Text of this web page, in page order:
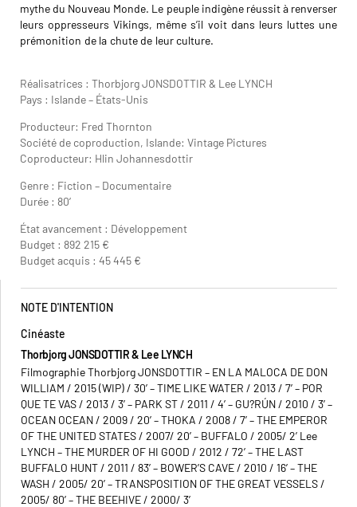
Réalisatrices : Thorbjorg JONSDOTTIR & Lee LYNCH
Pays : Islande – États-Unis
Producteur: Fred Thornton
Société de coproduction, Islande: Vintage Pictures
Coproducteur: Hlin Johannesdottir
Genre : Fiction – Documentaire
Durée : 80′
État avancement : Développement
Budget : 892 215 €
Budget acquis : 45 445 €
mythe du Nouveau Monde. Le peuple indigène réussit à renverser
leurs oppresseurs Vikings, même s’il voit dans leurs luttes une
prémonition de la chute de leur culture.
NOTE D'INTENTION
Cinéaste
Thorbjorg JONSDOTTIR & Lee LYNCH
Filmographie Thorbjorg JONSDOTTIR – EN LA MALOCA DE DON
WILLIAM / 2015 (WIP) / 30’ – TIME LIKE WATER / 2013 / 7’ – POR
QUE TE VAS / 2013 / 3’ – PARK ST / 2011 / 4’ – GU?RÚN / 2010 / 3’ –
OCEAN OCEAN / 2009 / 20’ – THOKA / 2008 / 7’ – THE EMPEROR
OF THE UNITED STATES / 2007/ 20’ – BUFFALO / 2005/ 2’ Lee
LYNCH –THE MURDER OF HI GOOD / 2012 / 72’ – THE LAST
BUFFALO HUNT / 2011 / 83’ – BOWER’S CAVE / 2010 / 16’ –THE
WASH / 2005/ 20’ – TRANSPOSITION OF THE GREAT VESSELS /
2005/ 80’ – THE BEEHIVE / 2000/ 3’